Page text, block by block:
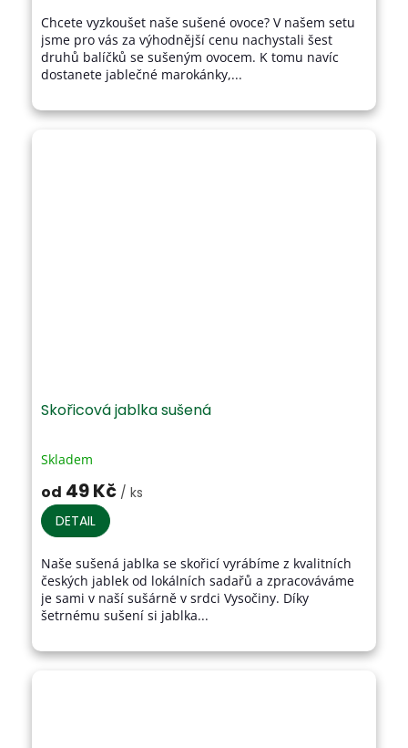
5
hvězdiček.
Chcete vyzkoušet naše sušené ovoce? V našem setu
jsme pro vás za výhodnější cenu nachystali šest
druhů balíčků se sušeným ovocem. K tomu navíc
dostanete jablečné marokánky,...
Skořicová jablka sušená
Průměrné
produktu
je
4,0
5
hvězdiček.
Skladem
od 49 Kč / ks
DETAIL
Naše sušená jablka se skořicí vyrábíme z kvalitních
českých jablek od lokálních sadařů a zpracováváme
je sami v naší sušárně v srdci Vysočiny. Díky
šetrnému sušení si jablka...